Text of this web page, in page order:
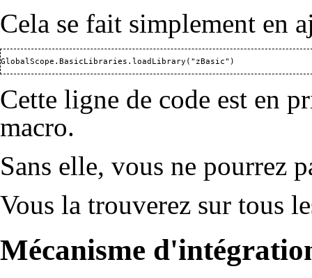
Cela se fait simplement en
Cette ligne de code est en
macro.
Sans elle, vous ne pourrez
Vous la trouverez sur tous
Mécanisme